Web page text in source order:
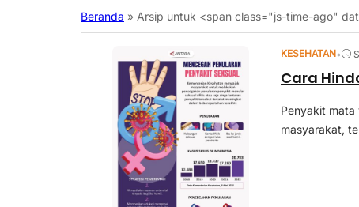
Beranda » Arsip untuk <span class="js-time-ago"
KESEHATAN•
Cara
Penyakit
masyarakat,